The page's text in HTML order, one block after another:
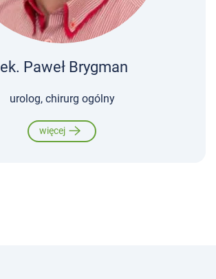
lek. Paweł Brygman
urolog, chirurg ogólny
więcej